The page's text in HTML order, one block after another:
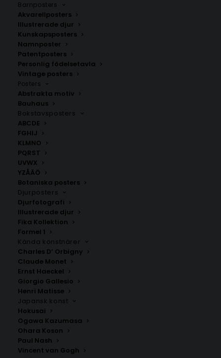
Barnposters
Akvarellposters
Illustrerade djur
Kunskapsposters
Namnposter
Patentposters
Personlig födelsetavla
Vintage posters
Posters
Abstrakta motiv
Bauhaus
Bokstavsposters
ABCDE
FGHIJ
KLMNO
PQRST
UVWX
YZÅÄÖ
Botaniska posters
Djurposters
Djurfotografi
Illustrerade djur
Fika Kollektion
Formel 1
Kända konstnärer
Charles D’ Orbigny
Claude Monet
Ernst Haeckel
Giorgio Gallesio
Henri Matisse
Japansk konst
Hokusai
Ogawa Kazumasa
Ohara Koson
Paul Nash
Vincent van Gogh
Olivkvist Minimalism Poster erbjuder en elegant och
lugn design med gröna blad och beige toner. Perfekt
för att förhöja ditt skandinaviska hem.
Botaniska posters
posters,Sommarposters
Soft Meadow Oval Abstrakt
Poster #1
Fr.99.00